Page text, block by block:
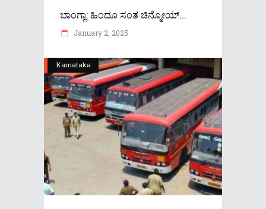
ಬಾಂಗ್ಲಾ: ಹಿಂದೂ ಸಂತ ಚಿನ್ಮೋಯ್‌...
January 2, 2025
Karnataka